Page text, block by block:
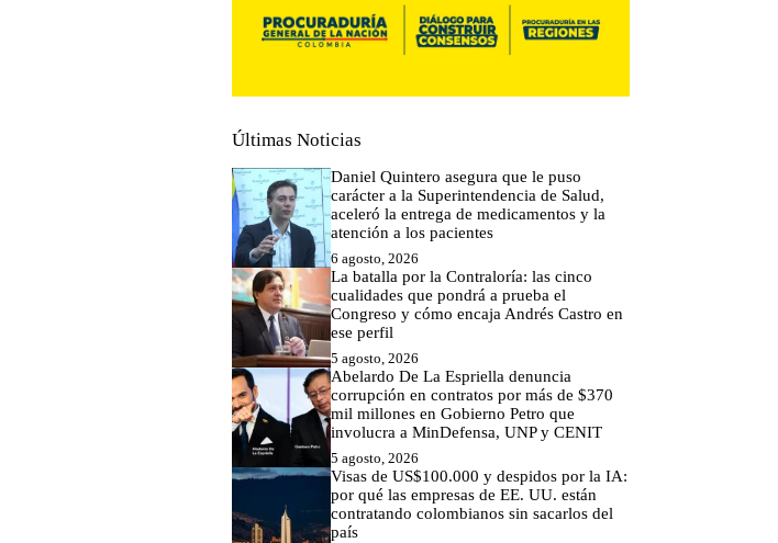
Últimas Noticias
Daniel Quintero asegura que le puso
carácter a la Superintendencia de Salud,
aceleró la entrega de medicamentos y la
atención a los pacientes
6 agosto, 2026
La batalla por la Contraloría: las cinco
cualidades que pondrá a prueba el
Congreso y cómo encaja Andrés Castro en
ese perfil
5 agosto, 2026
Abelardo De La Espriella denuncia
corrupción en contratos por más de $370
mil millones en Gobierno Petro que
involucra a MinDefensa, UNP y CENIT
5 agosto, 2026
Visas de US$100.000 y despidos por la IA:
por qué las empresas de EE. UU. están
contratando colombianos sin sacarlos del
país